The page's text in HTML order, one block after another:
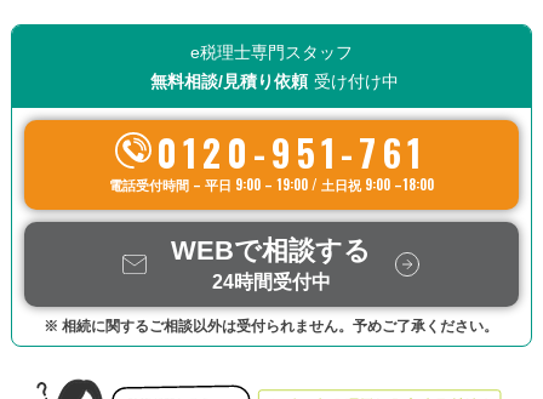
e税理士専門スタッフ
無料相談/見積り依頼 受け付け中
0120-951-761
電話受付時間 – 平日 9:00 – 19:00 / 土日祝 9:00 –18:00
WEBで相談する
24時間受付中
※ 相続に関するご相談以外は受付られません。予めご了承ください。